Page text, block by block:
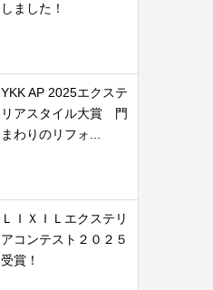
しました！
YKK AP 2025エクステ
リアスタイル大賞 門
まわりのリフォ...
ＬＩＸＩＬエクステリ
アコンテスト２０２５
受賞！